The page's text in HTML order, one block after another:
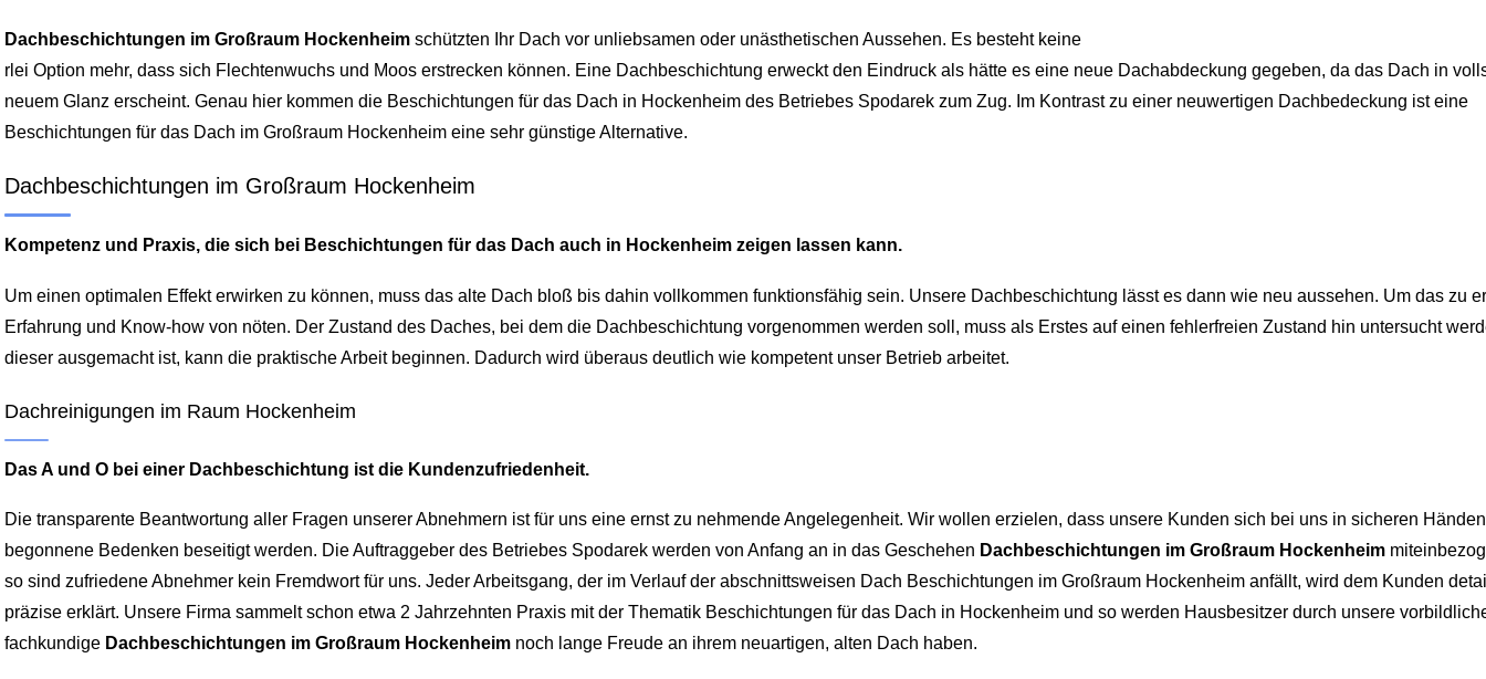
Dachbeschichtungen im Großraum Hockenheim schützten Ihr Dach vor unliebsamen oder unästhetischen Aussehen. Es besteht keine
rlei Option mehr, dass sich Flechtenwuchs und Moos erstrecken können. Eine Dachbeschichtung erweckt den Eindruck als hätte es eine neue Dachabdeckung gegeben, da das Dach in
neuem Glanz erscheint. Genau hier kommen die Beschichtungen für das Dach in Hockenheim des Betriebes Spodarek zum Zug. Im Kontrast zu einer neuwertigen Dachbedeckung ist eine
Beschichtungen für das Dach im Großraum Hockenheim eine sehr günstige Alternative.
Dachbeschichtungen im Großraum Hockenheim
Kompetenz und Praxis, die sich bei Beschichtungen für das Dach auch in Hockenheim zeigen lassen kann.
Um einen optimalen Effekt erwirken zu können, muss das alte Dach bloß bis dahin vollkommen funktionsfähig sein. Unsere Dachbeschichtung lässt es dann wie neu aussehen. Um das zu
Erfahrung und Know-how von nöten. Der Zustand des Daches, bei dem die Dachbeschichtung vorgenommen werden soll, muss als Erstes auf einen fehlerfreien Zustand hin untersucht
dieser ausgemacht ist, kann die praktische Arbeit beginnen. Dadurch wird überaus deutlich wie kompetent unser Betrieb arbeitet.
Dachreinigungen im Raum Hockenheim
Das A und O bei einer Dachbeschichtung ist die Kundenzufriedenheit.
Die transparente Beantwortung aller Fragen unserer Abnehmern ist für uns eine ernst zu nehmende Angelegenheit. Wir wollen erzielen, dass unsere Kunden sich bei uns in sicheren
begonnene Bedenken beseitigt werden. Die Auftraggeber des Betriebes Spodarek werden von Anfang an in das Geschehen Dachbeschichtungen im Großraum Hockenheim
so sind zufriedene Abnehmer kein Fremdwort für uns. Jeder Arbeitsgang, der im Verlauf der abschnittsweisen Dach Beschichtungen im Großraum Hockenheim anfällt, wird dem Kunden
präzise erklärt. Unsere Firma sammelt schon etwa 2 Jahrzehnten Praxis mit der Thematik Beschichtungen für das Dach in Hockenheim und so werden Hausbesitzer durch unsere
fachkundige Dachbeschichtungen im Großraum Hockenheim noch lange Freude an ihrem neuartigen, alten Dach haben.